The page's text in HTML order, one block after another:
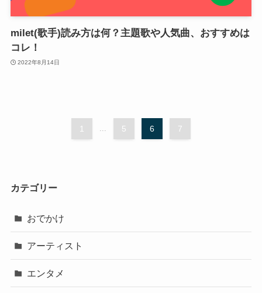
milet(歌手)読み方は何？主題歌や人気曲、おすすめは
コレ！
2022年8月14日
1 ... 5 6 7
カテゴリー
おでかけ
アーティスト
エンタメ